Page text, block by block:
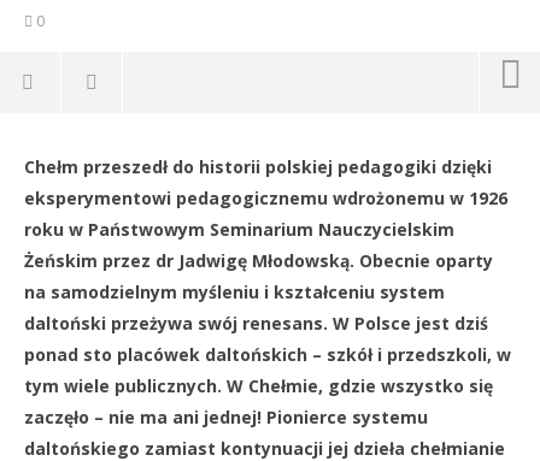
0
14
października
2019
REDAKCJA
Chełm przeszedł do historii polskiej pedagogiki dzięki
eksperymentowi pedagogicznemu wdrożonemu w 1926
roku w Państwowym Seminarium Nauczycielskim
Żeńskim przez dr Jadwigę Młodowską. Obecnie oparty
na samodzielnym myśleniu i kształceniu system
daltoński przeżywa swój renesans. W Polsce jest dziś
ponad sto placówek daltońskich – szkół i przedszkoli, w
tym wiele publicznych. W Chełmie, gdzie wszystko się
zaczęło – nie ma ani jednej! Pionierce systemu
daltońskiego zamiast kontynuacji jej dzieła chełmianie